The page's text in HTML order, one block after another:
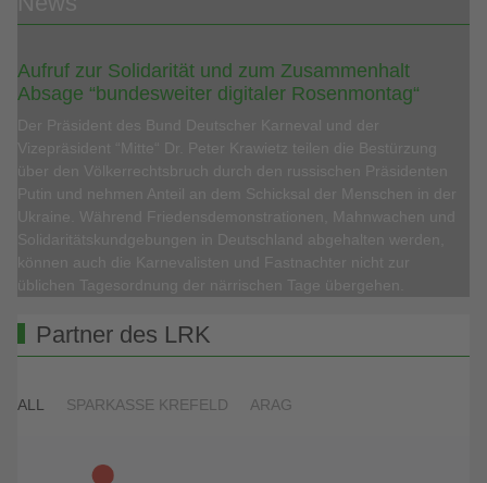
Aufruf zur Solidarität und zum Zusammenhalt
Absage “bundesweiter digitaler Rosenmontag“
Partner des LRK
ALL SPARKASSE KREFELD ARAG